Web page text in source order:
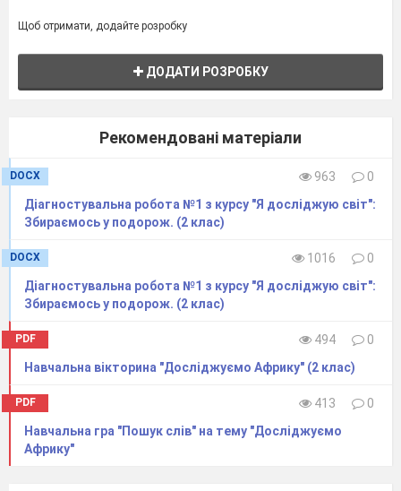
Щоб отримати, додайте розробку
ДОДАТИ РОЗРОБКУ
Рекомендовані матеріали
DOCX 963
0
Діагностувальна робота №1 з курсу "Я досліджую світ":
Збираємось у подорож. (2 клас)
DOCX 1016
0
Діагностувальна робота №1 з курсу "Я досліджую світ":
Збираємось у подорож. (2 клас)
PDF 494
0
Навчальна вікторина "Досліджуємо Африку" (2 клас)
PDF 413
0
Навчальна гра "Пошук слів" на тему "Досліджуємо
Африку"